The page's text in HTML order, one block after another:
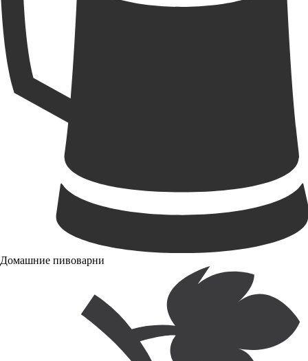
Домашние пивоварни